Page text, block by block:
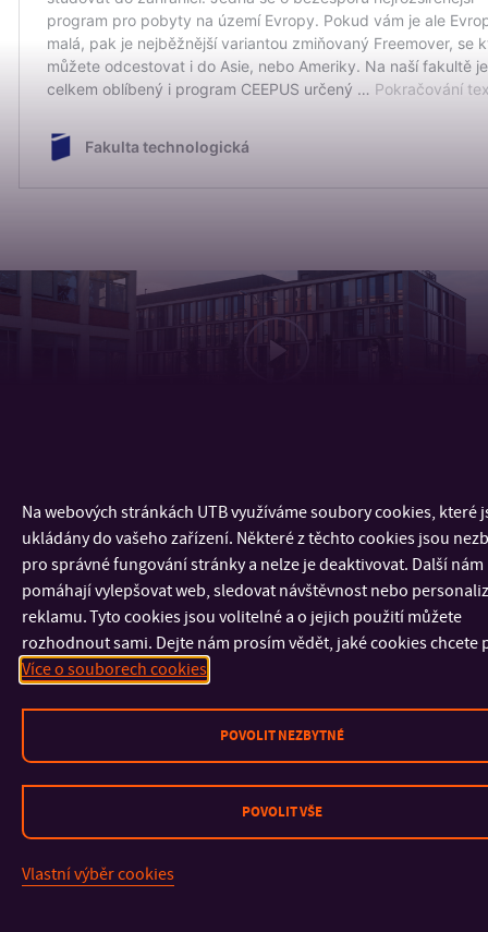
DŮLEŽITÉ INFORMACE
FAKULTY A SOUČÁSTI
RYCHLÉ ODKAZY
Na webových stránkách UTB využíváme soubory cookies, které
ukládány do vašeho zařízení. Některé z těchto cookies jsou
pro správné fungování stránky a nelze je deaktivovat. Další nám
pomáhají vylepšovat web, sledovat návštěvnost nebo
reklamu. Tyto cookies jsou volitelné a o jejich použití můžete
rozhodnout sami. Dejte nám prosím vědět, jaké cookies chcete
Více o souborech cookies
POVOLIT NEZBYTNÉ
POVOLIT VŠE
Vlastní výběr cookies